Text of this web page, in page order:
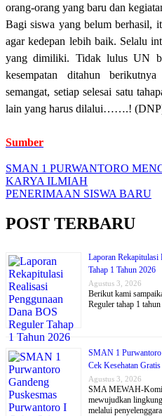
orang-orang yang baru dan
Bagi siswa yang belum berhasil,
agar kedepan lebih baik. Selalu
yang dimiliki. Tidak lulus UN
kesempatan ditahun
semangat, setiap selesai satu
lain yang harus dilalui…….!
Sumber
Navigasi
pos
SMAN 1 PURWANTORO
KARYA ILMIAH
PENERIMAAN SISWA BARU
POST TERBARU
Laporan Rekapitulasi
Tahap 1 Tahun 2026
Agustus 3, 2026
Berikut kami
Reguler tahap 1
SMAN 1 Purwantoro
Cek Kesehatan
Agustus 3, 2026
SMA MEWAH-
mewujudkan
melalui